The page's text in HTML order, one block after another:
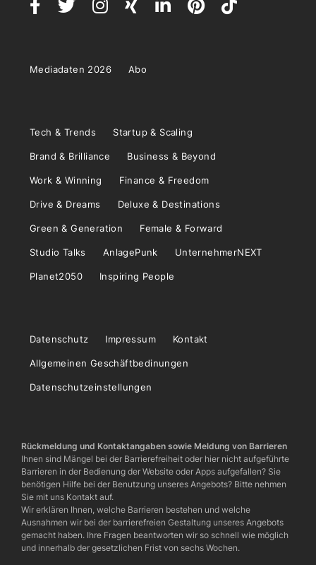
Mediadaten 2026 Abo
Tech & Trends Startup & Scaling
Brand & Brilliance Business & Beyond
Work & Winning Finance & Freedom
Drive & Dreams Deluxe & Destinations
Green & Generation Female & Forward
Studio Talks AnlagePunk UnternehmerNEXT
Planet2050 Inspiring People
Datenschutz Impressum Kontakt
Allgemeinen Geschäftbedinungen
Datenschutzeinstellungen
Rückmeldung und Kontaktangaben sowie Meldung von Barrieren
Ihnen sind Mängel bei der Barrierefreiheit oder hier nicht aufgeführte
Barrieren in der Bedienung der Website oder Apps aufgefallen? Sie
benötigen Hilfe bei der Benutzung unseres Angebots? Bitte nehmen
Sie mit uns Kontakt auf.
Wir erklären Ihnen, welche Barrieren bestehen und welche
Ausnahmen wir bei der barrierefreien Gestaltung unseres Angebots
gemacht haben. Ihre Fragen beantworten wir so schnell wie möglich
und innerhalb der gesetzlichen Frist von sechs Wochen.